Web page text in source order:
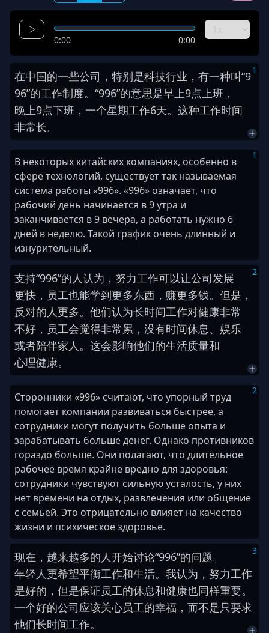
0:00 0:00
1
在中国的一些公司 ， 特别是科技行业 ， 有一种叫“9
96”的工作制度。 “996”的意思是早上9点上班 ，
晚上9点下班 ， 一个星期工作6天。 这种工作时间
非常长。
1
В некоторых китайских компаниях, особенно в
сфере технологий, существует так называемая
система работы «996». «996» означает, что
рабочий день начинается в 9 утра и
заканчивается в 9 вечера, а работать нужно 6
дней в неделю. Такой график очень длинный и
изнурительный.
2
支持“996”的人认为 ， 努力工作可以让公司发展
更快 ， 员工也能学到更多东西 ， 赚更多钱。 但是 ，
反对的人更多。 他们认为长时间工作对健康非常
不好 ， 员工会觉得非常累 ， 没有时间休息、 娱乐
或者陪伴家人。 这会影响他们的生活质量和
心理健康。
2
Сторонники «996» считают, что упорный труд
помогает компании развиваться быстрее, а
сотрудники могут получить больше опыта и
зарабатывать больше денег. Однако противников
гораздо больше. Они полагают, что длительное
рабочее время крайне вредно для здоровья:
сотрудники чувствуют сильную усталость, у них
нет времени на отдых, развлечения или общение
с семьёй. Это отрицательно влияет на качество
жизни и психическое здоровье.
3
现在 ， 越来越多的人开始讨论“996”的问题。
年轻人更希望平衡工作和生活。 我认为 ， 努力工作
是好的 ， 但是保证员工的休息和健康也同样重要。
一个好的公司应该关心员工的幸福 ， 而不是只要求
他们长时间工作。